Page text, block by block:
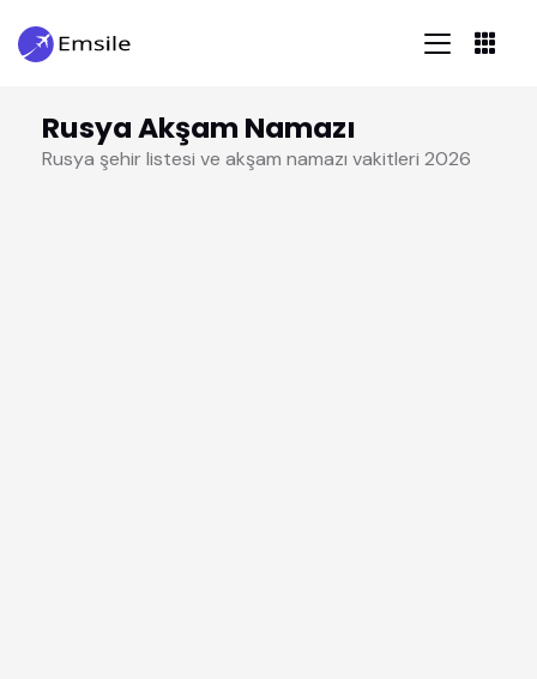
Rusya Akşam Namazı
Rusya şehir listesi ve akşam namazı vakitleri 2026